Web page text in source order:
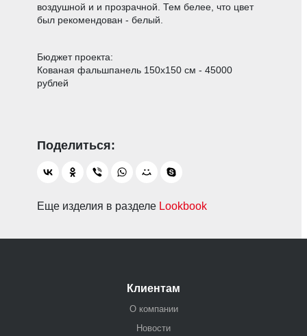
воздушной и и прозрачной. Тем белее, что цвет
был рекомендован - белый.
Бюджет проекта:
Кованая фальшпанель 150х150 см - 45000
рублей
Еще изделия в разделе Lookbook
Клиентам
О компании
Новости